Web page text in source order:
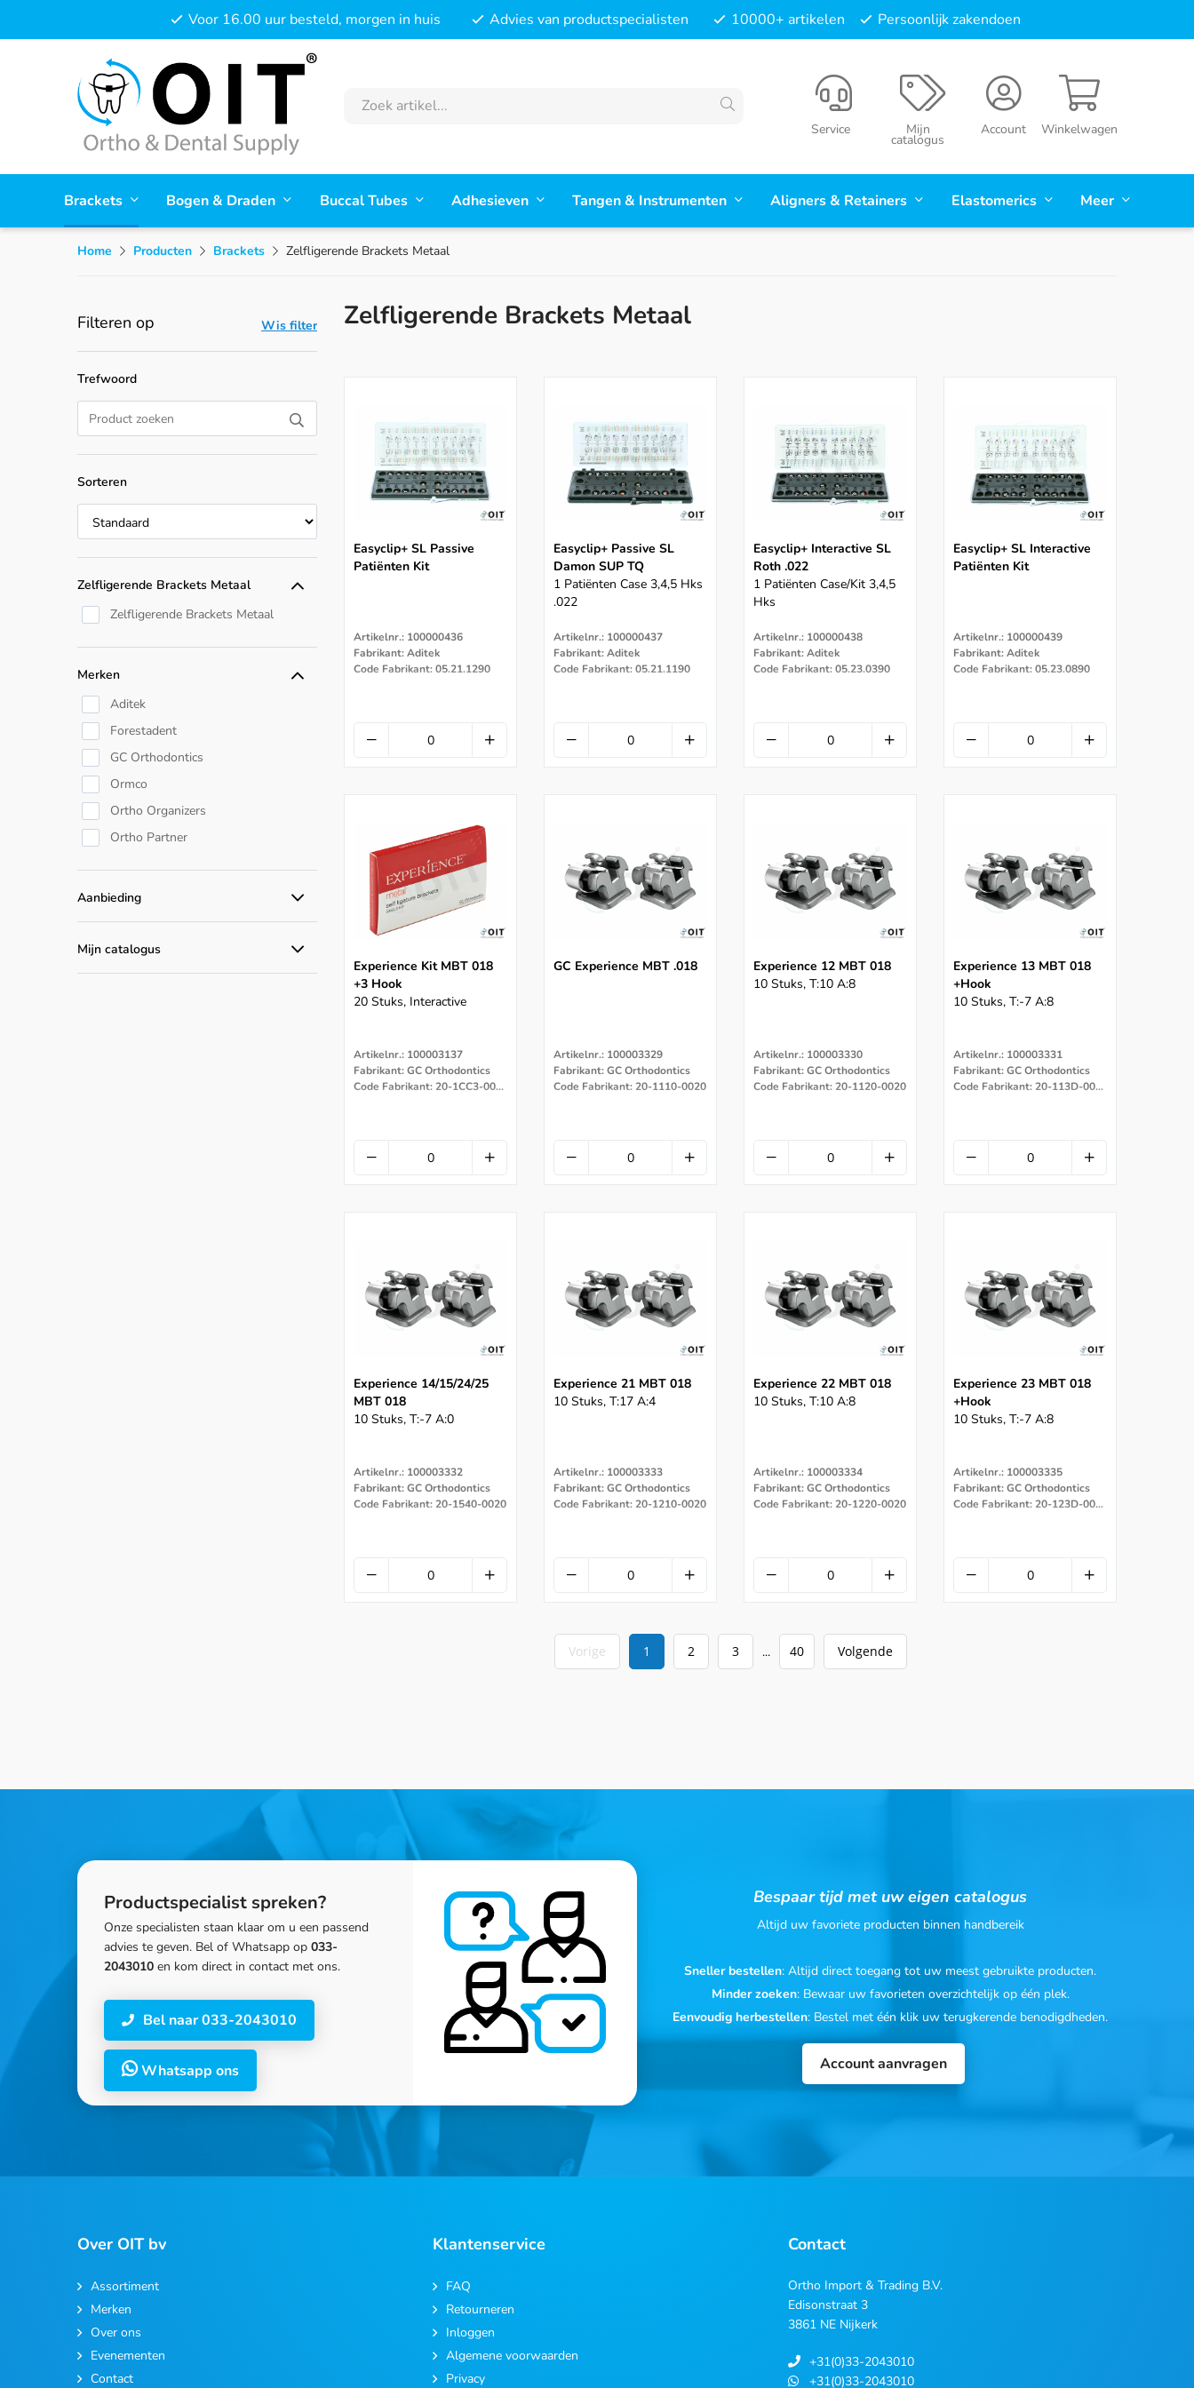
Voor 16.00 uur besteld, morgen in huis Advies van productspecialisten 10000+ artikelen Persoonlijk zakendoen
Winkelwagen
Account
Mijn
catalogus
Service
Brackets Bogen & Draden Buccal Tubes Adhesieven Tangen & Instrumenten Aligners & Retainers Elastomerics Meer
Home Producten Brackets Zelfligerende Brackets Metaal
Filteren op Wis filter
Trefwoord
Sorteren
Zelfligerende Brackets Metaal
Zelfligerende Brackets Metaal
Merken
Aditek
Forestadent
GC Orthodontics
Ormco
Ortho Organizers
Ortho Partner
Aanbieding
Mijn catalogus
Zelfligerende Brackets Metaal
Easyclip+ SL Passive
Patiënten Kit
Artikelnr.: 100000436
Fabrikant: Aditek
Code Fabrikant: 05.21.1290
Easyclip+ Passive SL
Damon SUP TQ
1 Patiënten Case 3,4,5 Hks
.022
Artikelnr.: 100000437
Fabrikant: Aditek
Code Fabrikant: 05.21.1190
Easyclip+ Interactive SL
Roth .022
1 Patiënten Case/kit 3,4,5
Hks
Artikelnr.: 100000438
Fabrikant: Aditek
Code Fabrikant: 05.23.0390
Easyclip+ SL Interactive
Patiënten Kit
Artikelnr.: 100000439
Fabrikant: Aditek
Code Fabrikant: 05.23.0890
Experience Kit MBT 018
+3 Hook
20 Stuks, Interactive
Artikelnr.: 100003137
Fabrikant: GC Orthodontics
Code Fabrikant: 20-1CC3-0020
GC Experience MBT .018
Artikelnr.: 100003329
Fabrikant: GC Orthodontics
Code Fabrikant: 20-1110-0020
Experience 12 MBT 018
10 Stuks, T:10 A:8
Artikelnr.: 100003330
Fabrikant: GC Orthodontics
Code Fabrikant: 20-1120-0020
Experience 13 MBT 018
+hook
10 Stuks, T:-7 A:8
Artikelnr.: 100003331
Fabrikant: GC Orthodontics
Code Fabrikant: 20-113D-0020
Experience 14/15/24/25
MBT 018
10 Stuks, T:-7 A:0
Artikelnr.: 100003332
Fabrikant: GC Orthodontics
Code Fabrikant: 20-1540-0020
Experience 21 MBT 018
10 Stuks, T:17 A:4
Artikelnr.: 100003333
Fabrikant: GC Orthodontics
Code Fabrikant: 20-1210-0020
Experience 22 MBT 018
10 Stuks, T:10 A:8
Artikelnr.: 100003334
Fabrikant: GC Orthodontics
Code Fabrikant: 20-1220-0020
Experience 23 MBT 018
+hook
10 Stuks, T:-7 A:8
Artikelnr.: 100003335
Fabrikant: GC Orthodontics
Code Fabrikant: 20-123D-0020
Vorige 1 2 3 ... 40 Volgende
Productspecialist spreken?
Onze specialisten staan klaar om u een passend
advies te geven. Bel of Whatsapp op 033-
2043010 en kom direct in contact met ons.
Bel naar 033-2043010
Whatsapp ons
Bespaar tijd met uw eigen catalogus
Altijd uw favoriete producten binnen handbereik
Sneller bestellen: Altijd direct toegang tot uw meest gebruikte producten.
Minder zoeken: Bewaar uw favorieten overzichtelijk op één plek.
Eenvoudig herbestellen: Bestel met één klik uw terugkerende benodigdheden.
Account aanvragen
Over OIT bv
Assortiment
Merken
Over ons
Evenementen
Contact
Klantenservice
FAQ
Retourneren
Inloggen
Algemene voorwaarden
Privacy
Contact
Ortho Import & Trading B.V.
Edisonstraat 3
3861 NE Nijkerk
+31(0)33-2043010
+31(0)33-2043010